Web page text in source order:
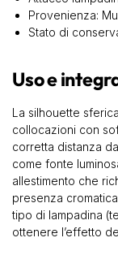
Provenienza:
Stato di
Uso e
La silhouette
collocazioni con
corretta distanza
come fonte
allestimento che
presenza
tipo di lampadina
ottenere l’effetto